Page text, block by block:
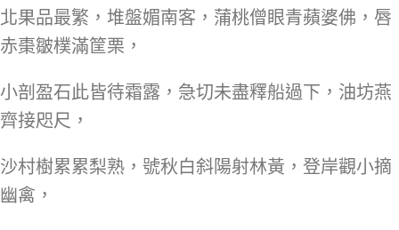
北果品最繁，堆盤媚南客，蒲桃僧眼青蘋婆佛，唇
赤棗皺樸滿筐栗，
小剖盈石此皆待霜露，急切未盡釋船過下，油坊燕
齊接咫尺，
沙村樹累累梨熟，號秋白斜陽射林黃，登岸觀小摘
幽禽，